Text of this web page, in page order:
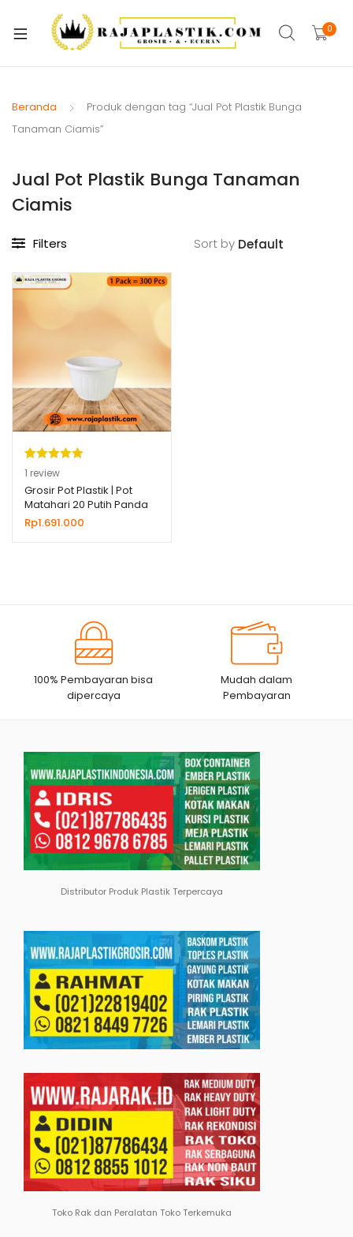
0
Beranda
Produk dengan tag “Jual Pot Plastik Bunga
Tanaman Ciamis”
Jual Pot Plastik Bunga Tanaman
Ciamis
Filters Sort by
Peringkat
5.00dari 5
berdasarka
n
1
penilaian
1 review
Grosir Pot Plastik | Pot
Matahari 20 Putih Panda
Star
Rp1.691.000
100% Pembayaran bisa
dipercaya
Mudah dalam
Pembayaran
Distributor Produk Plastik Terpercaya
Toko Rak dan Peralatan Toko Terkemuka